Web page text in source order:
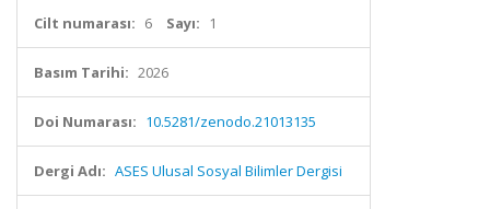
Cilt numarası: 6 Sayı: 1
Basım Tarihi: 2026
Doi Numarası: 10.5281/zenodo.21013135
Dergi Adı: ASES Ulusal Sosyal Bilimler Dergisi